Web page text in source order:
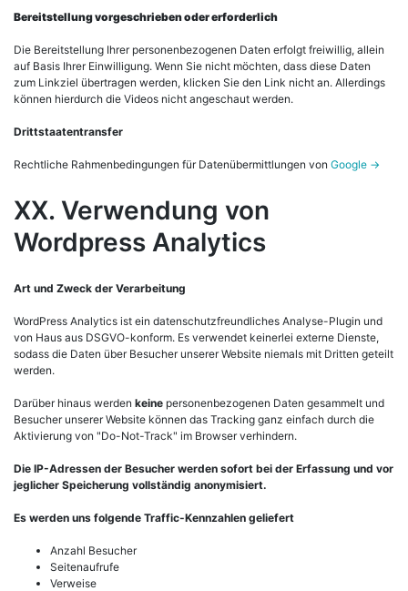
Bereitstellung vorgeschrieben oder erforderlich
Die Bereitstellung Ihrer personenbezogenen Daten erfolgt freiwillig, allein
auf Basis Ihrer Einwilligung. Wenn Sie nicht möchten, dass diese Daten
zum Linkziel übertragen werden, klicken Sie den Link nicht an. Allerdings
können hierdurch die Videos nicht angeschaut werden.
Drittstaatentransfer
Rechtliche Rahmenbedingungen für Datenübermittlungen von Google ->
XX. Verwendung von
Wordpress Analytics
Art und Zweck der Verarbeitung
WordPress Analytics ist ein datenschutzfreundliches Analyse-Plugin und
von Haus aus DSGVO-konform. Es verwendet keinerlei externe Dienste,
sodass die Daten über Besucher unserer Website niemals mit Dritten geteilt
werden.
Darüber hinaus werden keine personenbezogenen Daten gesammelt und
Besucher unserer Website können das Tracking ganz einfach durch die
Aktivierung von "Do-Not-Track" im Browser verhindern.
Die IP-Adressen der Besucher werden sofort bei der Erfassung und vor
jeglicher Speicherung vollständig anonymisiert.
Es werden uns folgende Traffic-Kennzahlen geliefert
Anzahl Besucher
Seitenaufrufe
Verweise